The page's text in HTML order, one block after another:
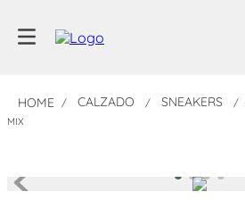
CALZADO SNEAKERS
MIX